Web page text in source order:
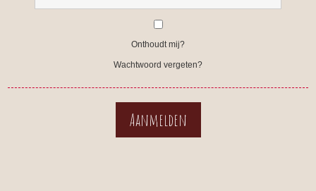
Onthoudt mij?
Wachtwoord vergeten?